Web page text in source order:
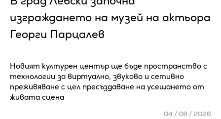
изграждането на музей на актьора
Георги Парцалев
Новият културен център ще бъде пространство с
технологии за виртуално, звуково и сетивно
преживяване с цел пресъздаване на усещането от
живата сцена
04 / 08 / 2026